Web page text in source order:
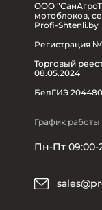
ООО
мотоблоков,
Profi-Shtenli.by
Регистрация
Торговый
08.05.2024
БелГИЭ 204480
График работы
Пн-Пт 09:00-